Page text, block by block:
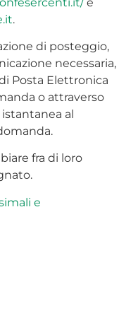
.
di posteggio,
necessaria,
Posta Elettronica
o attraverso
al
fra di loro
e